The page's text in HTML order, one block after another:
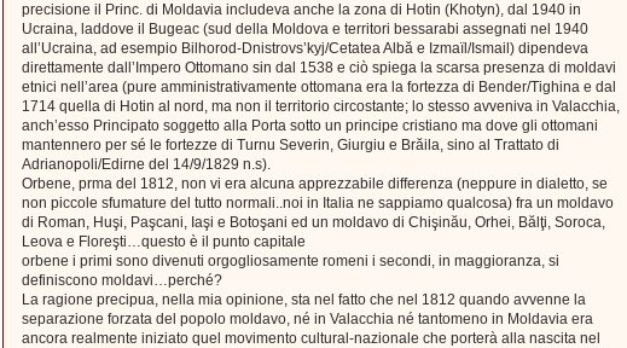
precisione il Princ. di Moldavia includeva anche la zona di Hotin (Khotyn), dal 1940 in
Ucraina, laddove il Bugeac (sud della Moldova e territori bessarabi assegnati nel 1940
all’Ucraina, ad esempio Bilhorod-Dnistrovs’kyj/Cetatea Albă e Izmaïl/Ismail) dipendeva
direttamente dall’Impero Ottomano sin dal 1538 e ciò spiega la scarsa presenza di moldavi
etnici nell’area (pure amministrativamente ottomana era la fortezza di Bender/Tighina e dal
1714 quella di Hotin al nord, ma non il territorio circostante; lo stesso avveniva in Valacchia,
anch’esso Principato soggetto alla Porta sotto un principe cristiano ma dove gli ottomani
mantennero per sé le fortezze di Turnu Severin, Giurgiu e Brăila, sino al Trattato di
Adrianopoli/Edirne del 14/9/1829 n.s).
Orbene, prma del 1812, non vi era alcuna apprezzabile differenza (neppure in dialetto, se
non piccole sfumature del tutto normali..noi in Italia ne sappiamo qualcosa) fra un moldavo
di Roman, Huşi, Paşcani, Iaşi e Botoşani ed un moldavo di Chişinău, Orhei, Bălţi, Soroca,
Leova e Floreşti…questo è il punto capitale
orbene i primi sono divenuti orgogliosamente romeni i secondi, in maggioranza, si
definiscono moldavi…perché?
La ragione precipua, nella mia opinione, sta nel fatto che nel 1812 quando avvenne la
separazione forzata del popolo moldavo, né in Valacchia né tantomeno in Moldavia era
ancora realmente iniziato quel movimento cultural-nazionale che porterà alla nascita nel